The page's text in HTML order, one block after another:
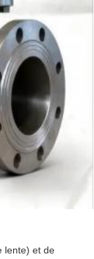
lente) et de